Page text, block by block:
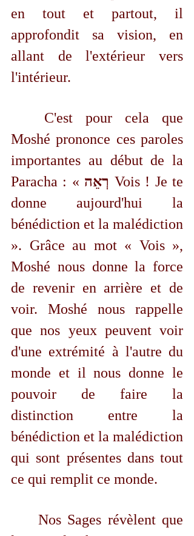
en tout et partout, il
approfondit sa vision, en
allant de l'extérieur vers
l'intérieur.
Moshé prononce ces paroles
importantes au début de la
Paracha : «
Vois ! Je te
donne aujourd'hui la
bénédiction et la malédiction
». Grâce au mot « Vois »,
Moshé nous donne la force
de revenir en arrière et de
voir. Moshé nous rappelle
que nos yeux peuvent voir
d'une extrémité à l'autre du
monde et il nous donne le
pouvoir de faire la
distinction entre la
bénédiction et la malédiction
qui sont présentes dans tout
ce qui remplit ce monde.